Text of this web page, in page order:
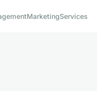
MarketingServices